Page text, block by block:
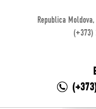
Republica
(+373)
(+373)